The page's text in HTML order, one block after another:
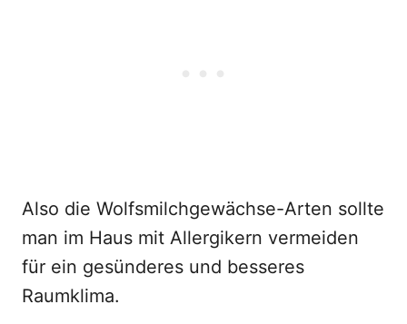
Also die Wolfsmilchgewächse-Arten sollte
man im Haus mit Allergikern vermeiden
für ein gesünderes und besseres
Raumklima.